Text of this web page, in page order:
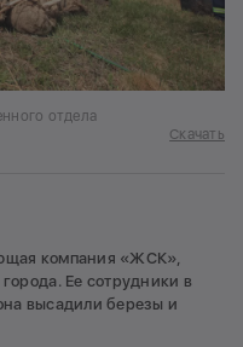
отдела
Скачать
компания «ЖСК»,
Ее сотрудники в
высадили березы и